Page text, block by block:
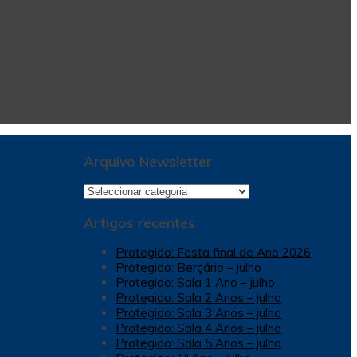
Arquivo Newsletter
Arquivo
Artigos recentes
Protegido: Festa final de Ano 2026
Protegido: Berçário – julho
Protegido: Sala 1 Ano – julho
Protegido: Sala 2 Anos – julho
Protegido: Sala 3 Anos – julho
Protegido: Sala 4 Anos – julho
Protegido: Sala 5 Anos – julho